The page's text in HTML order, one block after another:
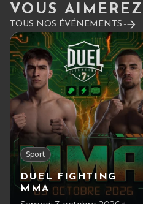
VOUS
TOUS NOS ÉVÉNEMENTS
Sport
DUEL FIGHTING
MMA